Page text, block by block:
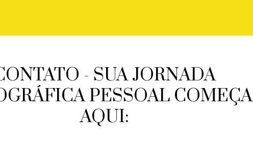
- SUA JORNADA
PESSOAL COMEÇA
AQUI: